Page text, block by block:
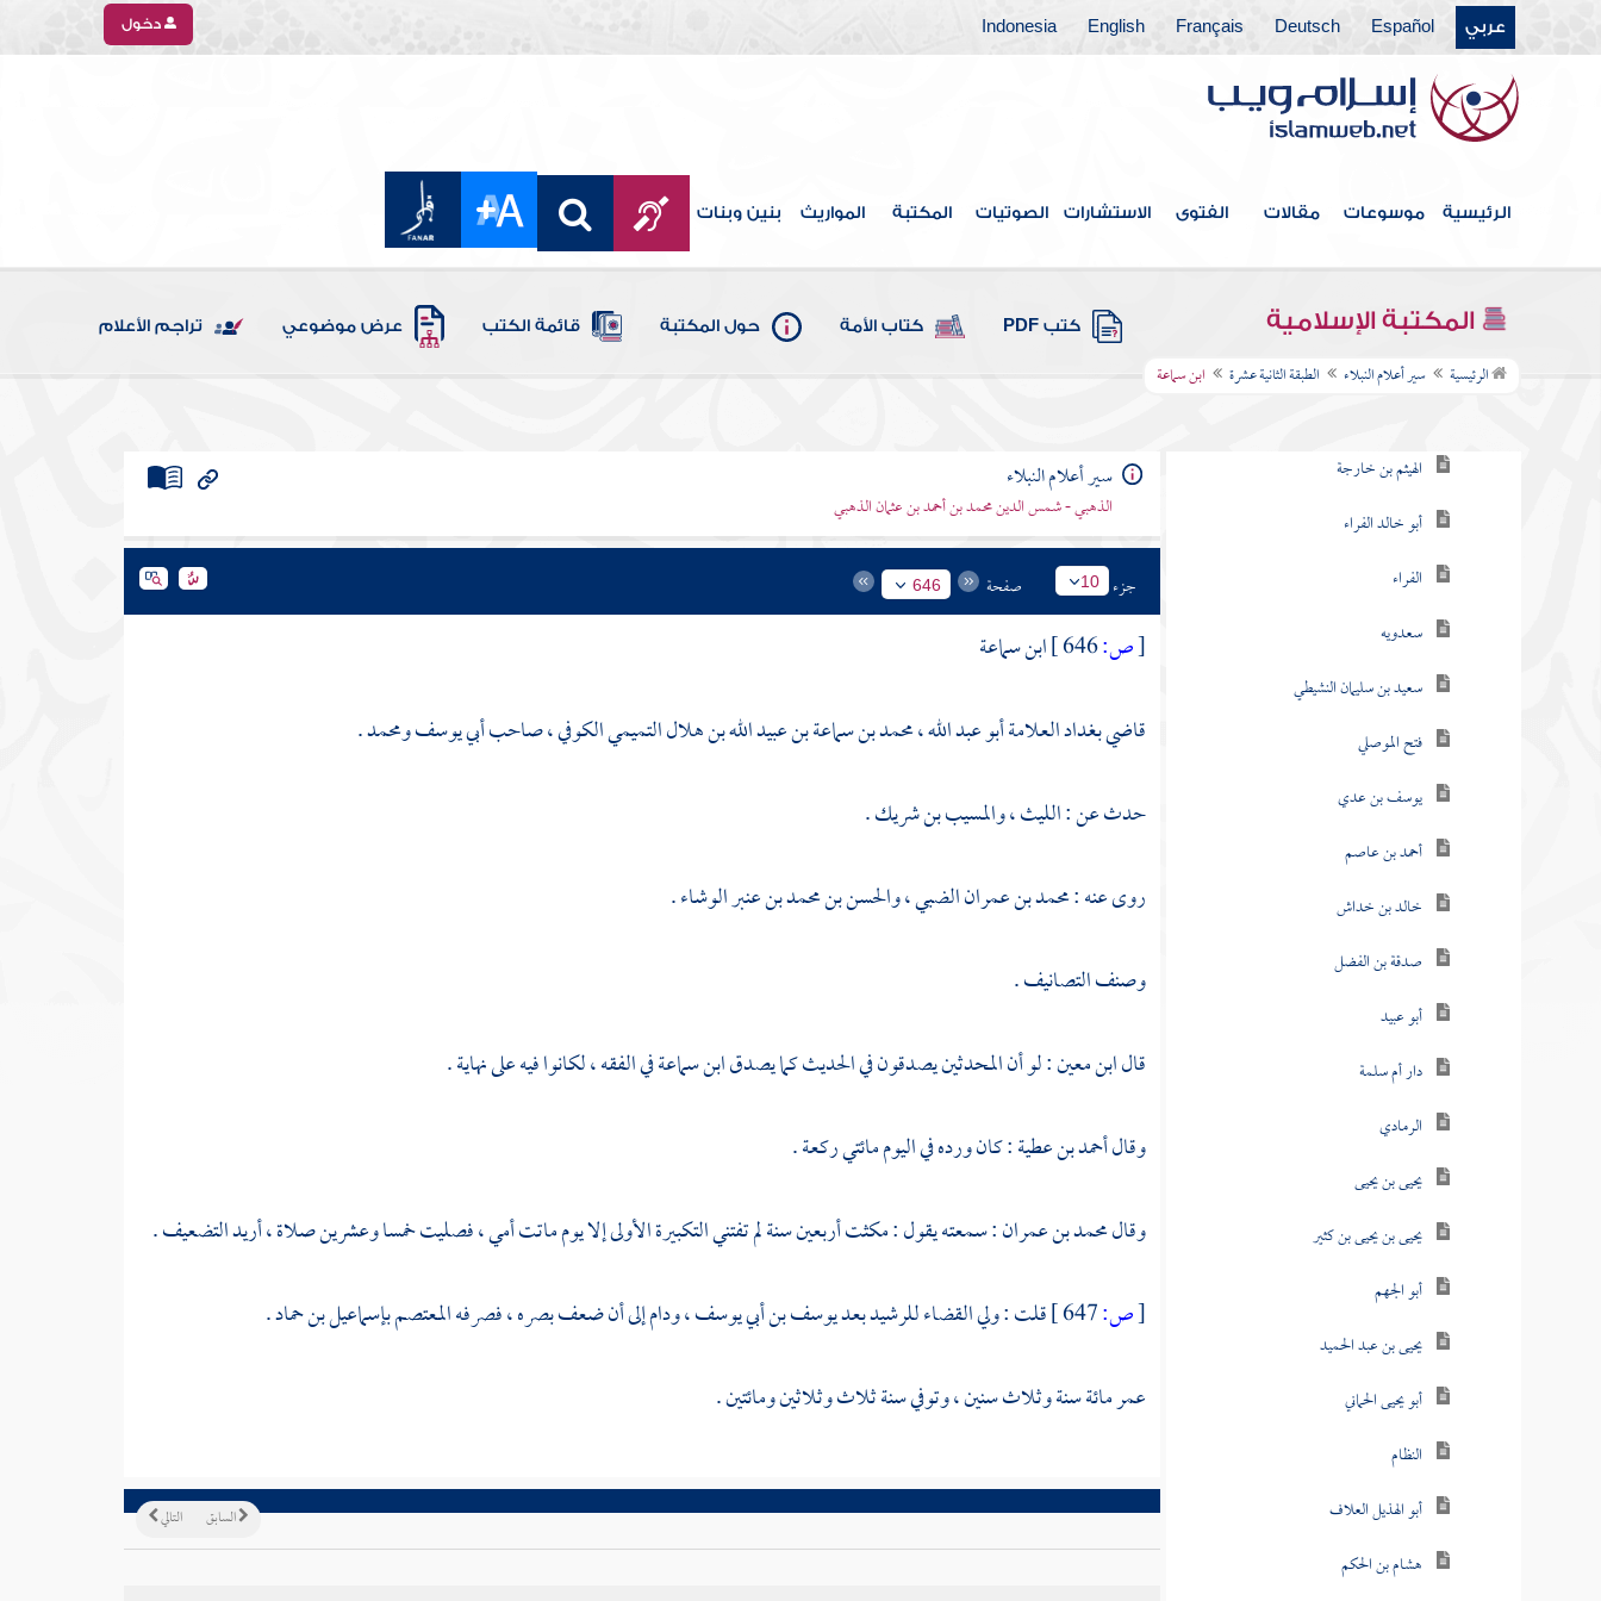
عربي Español
Deutsch
Français
English
Indonesia دخول
الرئيسية موسوعات مقالات الفتوى الاستشارات الصوتيات المكتبة المواريث بنين وبنات
المكتبة الإسلامية كتب PDF كتاب الأمة حول المكتبة قائمة الكتب عرض موضوعي تراجم الأعلام
الرئيسية سير أعلام النبلاء الطبقة الثانية عشرة ابن سماعة
الطبقة الخامسة
الطبقة السادسة
الطبقة السابعة
الطبقة التاسعة
الطبقة العاشرة
الطبقة الحادية عشرة
الطبقة الثانية عشرة
الهيثم بن خارجة
أبو خالد الفراء
الفراء
سعدويه
سعيد بن سليمان النشيطي
فتح الموصلي
يوسف بن عدي
أحمد بن عاصم
خالد بن خداش
صدقة بن الفضل
أبو عبيد
دار أم سلمة
الرمادي
يحيى بن يحيى
يحيى بن يحيى بن كثير
أبو الجهم
يحيى بن عبد الحميد
أبو يحيى الحماني
النظام
أبو الهذيل العلاف
هشام بن الحكم
سير أعلام النبلاء
الذهبي - شمس الدين محمد بن أحمد بن عثمان الذهبي
جزء 10 صفحة 646
[ص:
ابن سماعة
قاضي بغداد العلامة أبو عبد الله ، محمد بن سماعة بن عبيد الله بن هلال التميمي الكوفي ، صاحبأبي يوسفومحمد.
حدث عن :الليث،والمسيب بن شريك.
روى عنه :محمد بن عمران الضبي،والحسن بن محمد بن عنبر الوشاء.
وصنف التصانيف .
قالابن معين: لو أن المحدثين يصدقون في الحديث كما يصدقابن سماعةفي الفقه ، لكانوا فيه على نهاية .
وقالأحمد بن عطية: كان ورده في اليوم مائتي ركعة .
وقالمحمد بن عمران: سمعته يقول : مكثت أربعين سنة لم تفتني التكبيرة الأولى إلا يوم ماتت أمي ، فصليت خمسا وعشرين صلاة ، أريد التضعيف .
[ص: قلت : ولي القضاءللرشيدبعديوسف بن أبي يوسف، ودام إلى أن ضعف بصره ، فصرفهالمعتصمبإسماعيل بن حماد.
عمر مائة سنة وثلاث سنين ، وتوفي سنة ثلاث وثلاثين ومائتين .
التالي السابق